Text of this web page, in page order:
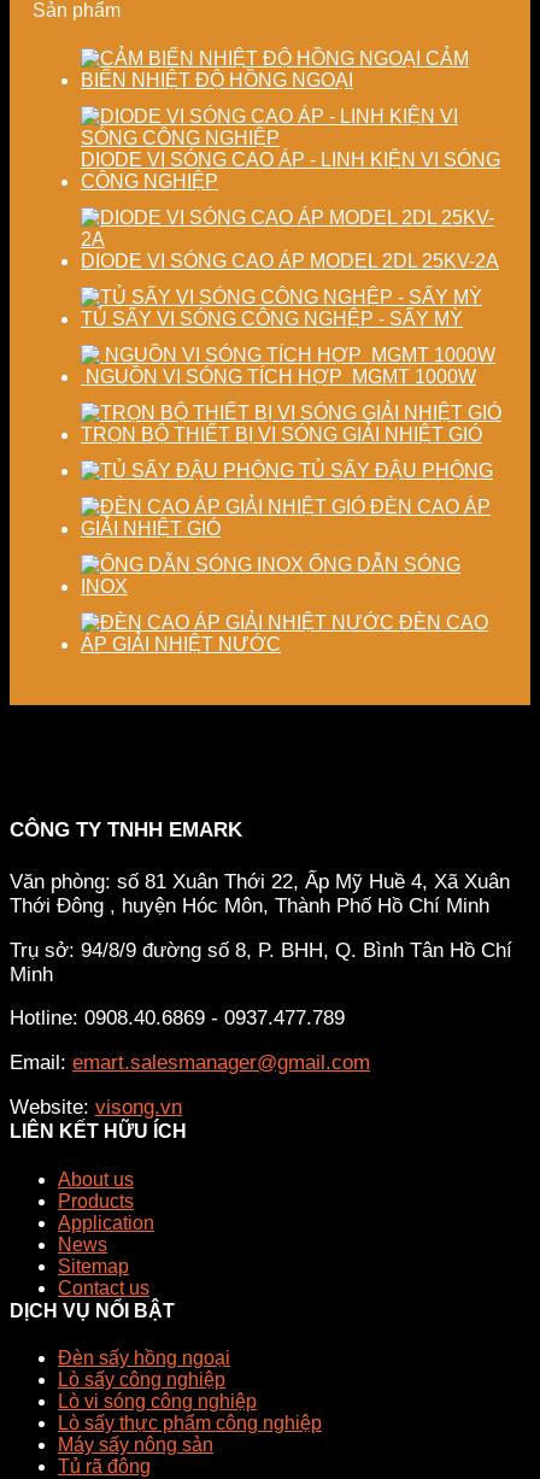
chất
lượng
phẩm
định
lượng
sấy
nghiệp
Sản phẩm
CẢM
BIẾN NHIỆT ĐỘ HỒNG NGOẠI
DIODE VI SÓNG CAO ÁP - LINH KIỆN VI SÓNG
CÔNG NGHIỆP
DIODE VI SÓNG CAO ÁP MODEL 2DL 25KV-2A
TỦ SẤY VI SÓNG CÔNG NGHỆP - SẤY MỲ
NGUỒN VI SÓNG TÍCH HỢP MGMT 1000W
TRỌN BỘ THIẾT BỊ VI SÓNG GIẢI NHIỆT GIÓ
TỦ SẤY ĐẬU PHỘNG
ĐÈN CAO ÁP
GIẢI NHIỆT GIÓ
ỐNG DẪN SÓNG
INOX
ĐÈN CAO
ÁP GIẢI NHIỆT NƯỚC
CÔNG TY TNHH EMARK
Văn phòng: số 81 Xuân Thới 22, Ấp Mỹ Huề 4, Xã Xuân
Thới Đông , huyện Hóc Môn, Thành Phố Hồ Chí Minh
Trụ sở: 94/8/9 đường số 8, P. BHH, Q. Bình Tân Hồ Chí
Minh
Hotline: 0908.40.6869 - 0937.477.789
Email: emart.salesmanager@gmail.com
Website: visong.vn
LIÊN KẾT HỮU ÍCH
About us
Products
Application
News
Sitemap
Contact us
DỊCH VỤ NỔI BẬT
Đèn sấy hồng ngoại
Lò sấy công nghiệp
Lò vi sóng công nghiệp
Lò sấy thực phẩm công nghiệp
Máy sấy nông sản
Tủ rã đông